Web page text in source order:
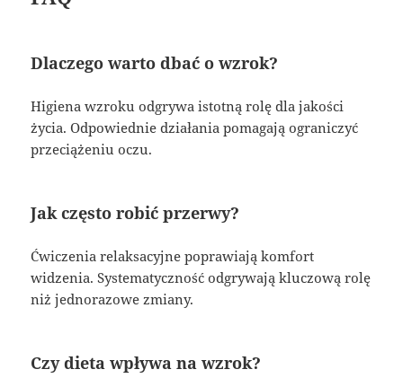
Dlaczego warto dbać o wzrok?
Higiena wzroku odgrywa istotną rolę dla jakości
życia. Odpowiednie działania pomagają ograniczyć
przeciążeniu oczu.
Jak często robić przerwy?
Ćwiczenia relaksacyjne poprawiają komfort
widzenia. Systematyczność odgrywają kluczową rolę
niż jednorazowe zmiany.
Czy dieta wpływa na wzrok?